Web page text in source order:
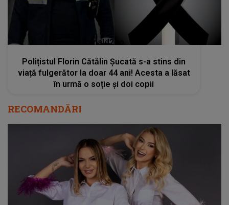
kanald2.ro
Polițistul Florin Cătălin Șucată s-a stins din
viață fulgerător la doar 44 ani! Acesta a lăsat
în urmă o soție și doi copii
RECOMANDĂRI